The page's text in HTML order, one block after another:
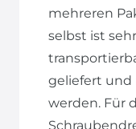
mehreren
selbst ist
geliefert und
werden. Für